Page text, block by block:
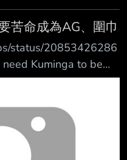
ESPN 撰稿人 Pablo
Pablo Torr e Finds
還曾與負責設計快艇
型螢幕 的公司，簽下
苦命成為AG、圍巾
status/20853426286
Kuminga to be
Andrew Wiggins,
no t playing team